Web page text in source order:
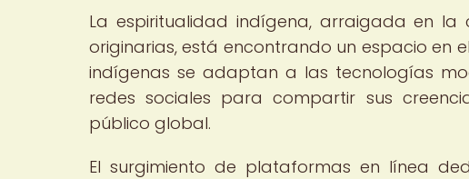
La espiritualidad indígena, arraigada en la
originarias, está encontrando un espacio en
indígenas se adaptan a las tecnologías
redes sociales para compartir sus
público global.
El surgimiento de plataformas en línea